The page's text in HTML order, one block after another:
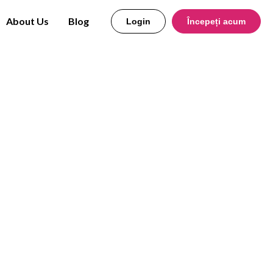
About Us Blog Login Începeți acum